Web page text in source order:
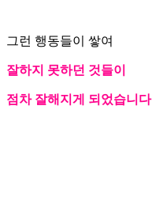
그런 행동들이 쌓여
잘하지 못하던 것들이
점차 잘해지게 되었습니다